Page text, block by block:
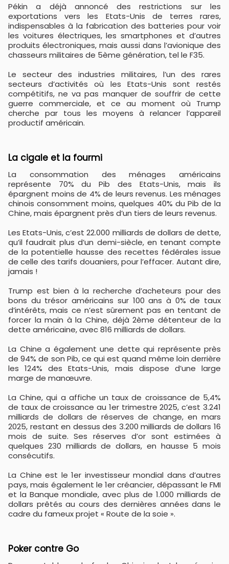
Pékin a déjà annoncé des restrictions sur les
exportations vers les Etats-Unis de terres rares,
indispensables à la fabrication des batteries pour voir
les voitures électriques, les smartphones et d’autres
produits électroniques, mais aussi dans l’avionique des
chasseurs militaires de 5ème génération, tel le F35.
Le secteur des industries militaires, l’un des rares
secteurs d’activités où les Etats-Unis sont restés
compétitifs, ne va pas manquer de souffrir de cette
guerre commerciale, et ce au moment où Trump
cherche par tous les moyens à relancer l’appareil
productif américain.
La cigale et la fourmi
La consommation des ménages américains
représente 70% du Pib des Etats-Unis, mais ils
épargnent moins de 4% de leurs revenus. Les ménages
chinois consomment moins, quelques 40% du Pib de la
Chine, mais épargnent près d’un tiers de leurs revenus.
Les Etats-Unis, c’est 22.000 milliards de dollars de dette,
qu’il faudrait plus d’un demi-siècle, en tenant compte
de la potentielle hausse des recettes fédérales issue
de celle des tarifs douaniers, pour l’effacer. Autant dire,
jamais !
Trump est bien à la recherche d’acheteurs pour des
bons du trésor américains sur 100 ans à 0% de taux
d’intérêts, mais ce n’est sûrement pas en tentant de
forcer la main à la Chine, déjà 2ème détenteur de la
dette américaine, avec 816 milliards de dollars.
La Chine a également une dette qui représente près
de 94% de son Pib, ce qui est quand même loin derrière
les 124% des Etats-Unis, mais dispose d’une large
marge de manœuvre.
La Chine, qui a affiche un taux de croissance de 5,4%
de taux de croissance au 1er trimestre 2025, c’est 3.241
milliards de dollars de réserves de change, en mars
2025, restant en dessus des 3.200 milliards de dollars 16
mois de suite. Ses réserves d’or sont estimées à
quelques 230 milliards de dollars, en hausse 5 mois
consécutifs.
La Chine est le 1er investisseur mondial dans d’autres
pays, mais également le 1er créancier, dépassant le FMI
et la Banque mondiale, avec plus de 1.000 milliards de
dollars prêtés au cours des dernières années dans le
cadre du fameux projet « Route de la soie ».
Poker contre Go